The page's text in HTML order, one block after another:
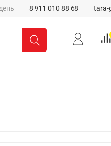
8 911 010 88 68 tara-